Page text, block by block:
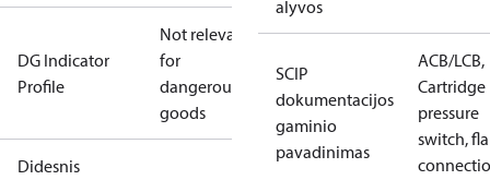
DG Indicator
Profile
Not relevant
for
dangerous
goods
Didesnis
alyvos
SCIP
dokumentacijos
gaminio
pavadinimas
ACB/LCB,
Cartridge
pressure
switch,